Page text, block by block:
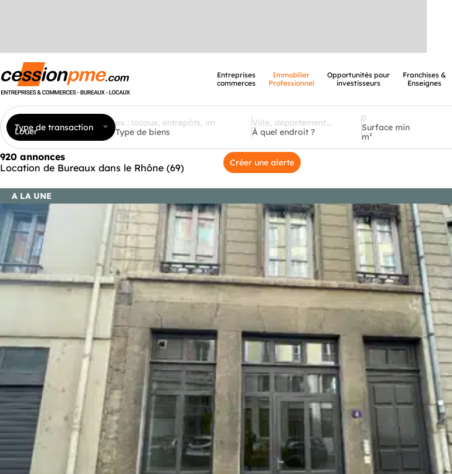
Entreprises
commerces
Immobilier
Professionnel
Opportunités pour
investisseurs
Franchises &
Enseignes
Type de transaction
Louer Type de biens À quel endroit ?
Surface min
m²
920 annonces
Location de Bureaux dans le Rhône (69)
Créer une alerte
A LA UNE